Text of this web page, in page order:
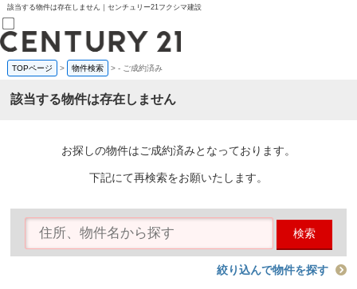
該当する物件は存在しません｜センチュリー21フクシマ建設
売買部
0120-800-844
賃貸部
会員メニュー
物件を探す
購入TOP
条件から探す
TOPページ > 物件検索 >- ご成約済み
該当する物件は存在しません
お探しの物件はご成約済みとなっております。
下記にて再検索をお願いたします。
検索
絞り込んで物件を探す